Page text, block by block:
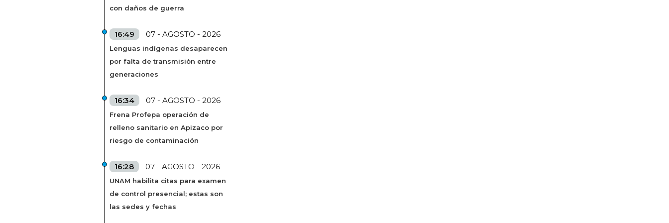
con daños de guerra
16:49 07 - AGOSTO - 2026
Lenguas indígenas desaparecen
por falta de transmisión entre
generaciones
16:34 07 - AGOSTO - 2026
Frena Profepa operación de
relleno sanitario en Apizaco por
riesgo de contaminación
16:28 07 - AGOSTO - 2026
UNAM habilita citas para examen
de control presencial; estas son
las sedes y fechas